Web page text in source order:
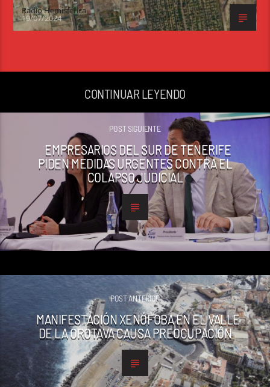
Radio Hemisferica
19/07/2024
CONTINUAR LEYENDO
POST SIGUIENTE
EMPRESARIOS DEL SUR DE TENERIFE
PIDEN MEDIDAS URGENTES CONTRA EL
COLAPSO JUDICIAL
POST ANTERIOR
MANIFESTACIÓN XENÓFOBA EN EL VALLE
DE LA OROTAVA CAUSA PREOCUPACIÓN